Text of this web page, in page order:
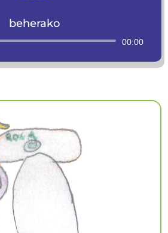
beherako
Audio
00:00